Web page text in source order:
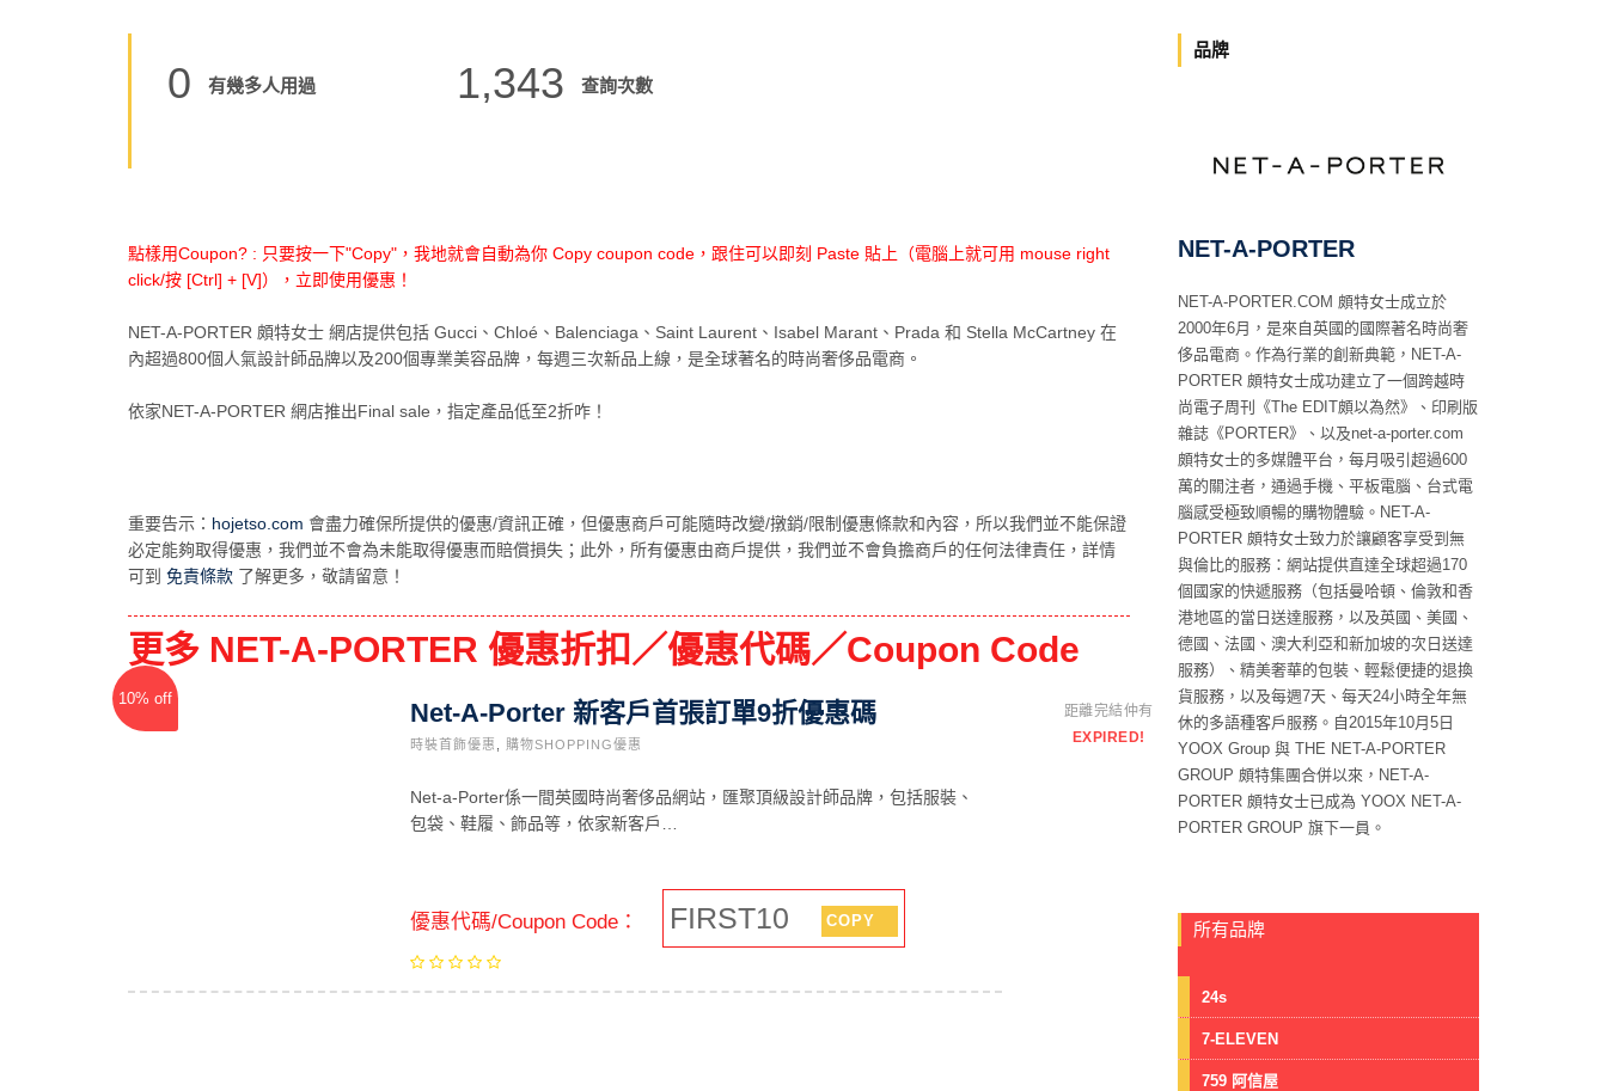
0 有幾多人用過 1,343 查詢次數
點樣用Coupon? : 只要按一下"Copy"，我地就會自動為你 Copy coupon code，跟住可以即刻 Paste 貼上（電腦上就可用 mouse right
click/按 [Ctrl] + [V]），立即使用優惠！
NET-A-PORTER 頗特女士 網店提供包括 Gucci、Chloé、Balenciaga、Saint Laurent、Isabel Marant、Prada 和 Stella McCartney 在
內超過800個人氣設計師品牌以及200個專業美容品牌，每週三次新品上線，是全球著名的時尚奢侈品電商。
依家NET-A-PORTER 網店推出Final sale，指定產品低至2折咋！
重要告示： hojetso.com 會盡力確保所提供的優惠/資訊正確，但優惠商戶可能隨時改變/撴銷/限制優惠條款和內容，所以我們並不能保證
必定能夠取得優惠，我們並不會為未能取得優惠而賠償損失；此外，所有優惠由商戶提供，我們並不會負擔商戶的任何法律責任，詳情
可到 免責條款 了解更多，敬請留意！
更多 NET-A-PORTER 優惠折扣／優惠代碼／Coupon Code
10% off Net-A-Porter 新客戶首張訂單9折優惠碼
時裝首飾優惠 購物SHOPPING優惠
Net-a-Porter係一間英國時尚奢侈品網站，匯聚頂級設計師品牌，包括服裝、
包袋、鞋履、飾品等，依家新客戶…
優惠代碼/Coupon Code： FIRST10 COPY
距離完結仲有
EXPIRED!
品牌
NET-A-PORTER
NET-A-PORTER.COM 頗特女士成立於
2000年6月，是來自英國的國際著名時尚奢
侈品電商。作為行業的創新典範，NET-A-
PORTER 頗特女士成功建立了一個跨越時
尚電子周刊《The EDIT頗以為然》、印刷版
雜誌《PORTER》、以及net-a-porter.com
頗特女士的多媒體平台，每月吸引超過600
萬的關注者，通過手機、平板電腦、台式電
腦感受極致順暢的購物體驗。NET-A-
PORTER 頗特女士致力於讓顧客享受到無
與倫比的服務：網站提供直達全球超過170
個國家的快遞服務（包括曼哈頓、倫敦和香
港地區的當日送達服務，以及英國、美國、
德國、法國、澳大利亞和新加坡的次日送達
服務）、精美奢華的包裝、輕鬆便捷的退換
貨服務，以及每週7天、每天24小時全年無
休的多語種客戶服務。自2015年10月5日
YOOX Group 與 THE NET-A-PORTER
GROUP 頗特集團合併以來，NET-A-
PORTER 頗特女士已成為 YOOX NET-A-
PORTER GROUP 旗下一員。
所有品牌
24s
7-ELEVEN
759 阿信屋